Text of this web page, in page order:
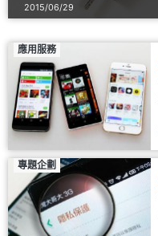
2015/06/29
應用服務
專題企劃